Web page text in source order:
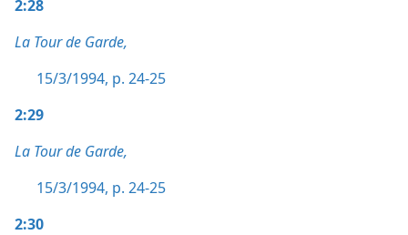
2:28
La Tour de Garde,
15/3/1994, p. 24-25
2:29
La Tour de Garde,
15/3/1994, p. 24-25
2:30